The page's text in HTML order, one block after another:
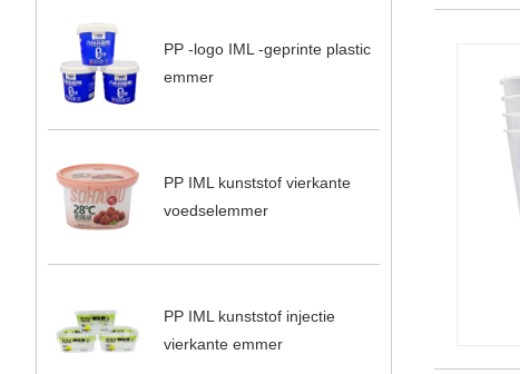
PP -logo IML -geprinte plastic
emmer
PP IML kunststof vierkante
voedselemmer
PP IML kunststof injectie
vierkante emmer